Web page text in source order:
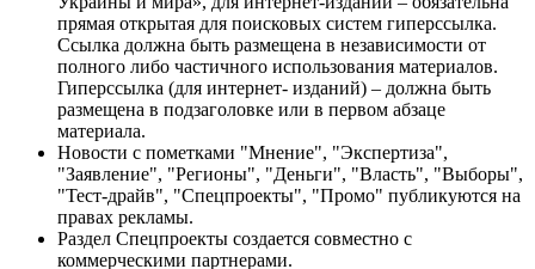
прямая открытая для поисковых систем гиперссылка.
Ссылка должна быть размещена в независимости от
полного либо частичного использования материалов.
Гиперссылка (для интернет- изданий) – должна быть
размещена в подзаголовке или в первом абзаце
материала.
Новости с пометками "Мнение", "Экспертиза",
"Заявление", "Регионы", "Деньги", "Власть", "Выборы",
"Тест-драйв", "Спецпроекты", "Промо" публикуются на
правах рекламы.
Раздел Спецпроекты создается совместно с
коммерческими партнерами.